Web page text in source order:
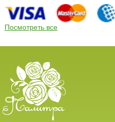
Посмотреть все